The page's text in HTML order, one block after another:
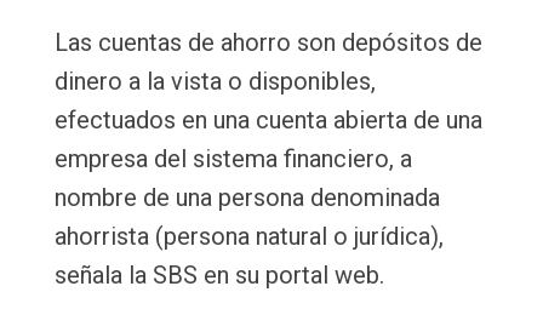
Las cuentas de ahorro son depósitos de
dinero a la vista o disponibles,
efectuados en una cuenta abierta de una
empresa del sistema financiero, a
nombre de una persona denominada
ahorrista (persona natural o jurídica),
señala la SBS en su portal web.